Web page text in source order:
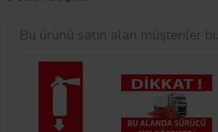
Yasaklayıcı Levha Çeşitleri
, toplumu uyulması büyük bir
oluşabilecek kaoslar minimum düzeye indirilmesi
Bu ürünü satın alan müşteriler